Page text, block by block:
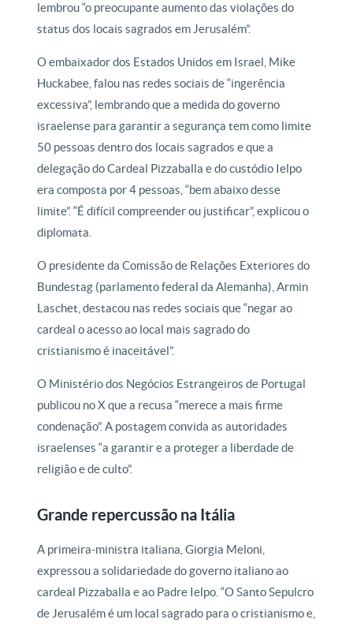
lembrou “o preocupante aumento das violações do
status dos locais sagrados em Jerusalém”.
O embaixador dos Estados Unidos em Israel, Mike
Huckabee, falou nas redes sociais de “ingerência
excessiva”, lembrando que a medida do governo
israelense para garantir a segurança tem como limite
50 pessoas dentro dos locais sagrados e que a
delegação do Cardeal Pizzaballa e do custódio Ielpo
era composta por 4 pessoas, “bem abaixo desse
limite”. “É difícil compreender ou justificar”, explicou o
diplomata.
O presidente da Comissão de Relações Exteriores do
Bundestag (parlamento federal da Alemanha), Armin
Laschet, destacou nas redes sociais que “negar ao
cardeal o acesso ao local mais sagrado do
cristianismo é inaceitável”.
O Ministério dos Negócios Estrangeiros de Portugal
publicou no X que a recusa “merece a mais firme
condenação”. A postagem convida as autoridades
israelenses “a garantir e a proteger a liberdade de
religião e de culto”.
Grande repercussão na Itália
A primeira-ministra italiana, Giorgia Meloni,
expressou a solidariedade do governo italiano ao
cardeal Pizzaballa e ao Padre Ielpo. “O Santo Sepulcro
de Jerusalém é um local sagrado para o cristianismo e,